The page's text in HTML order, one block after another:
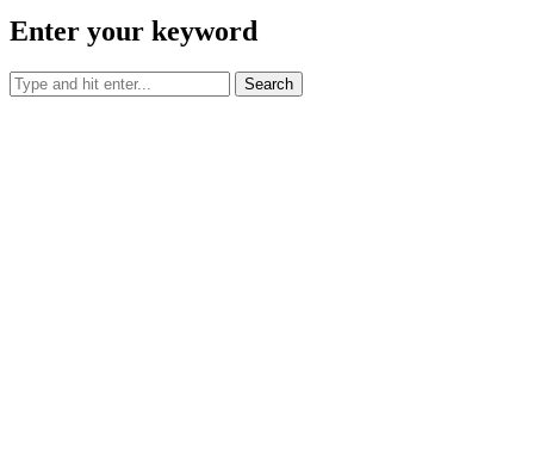
Enter your keyword
Search